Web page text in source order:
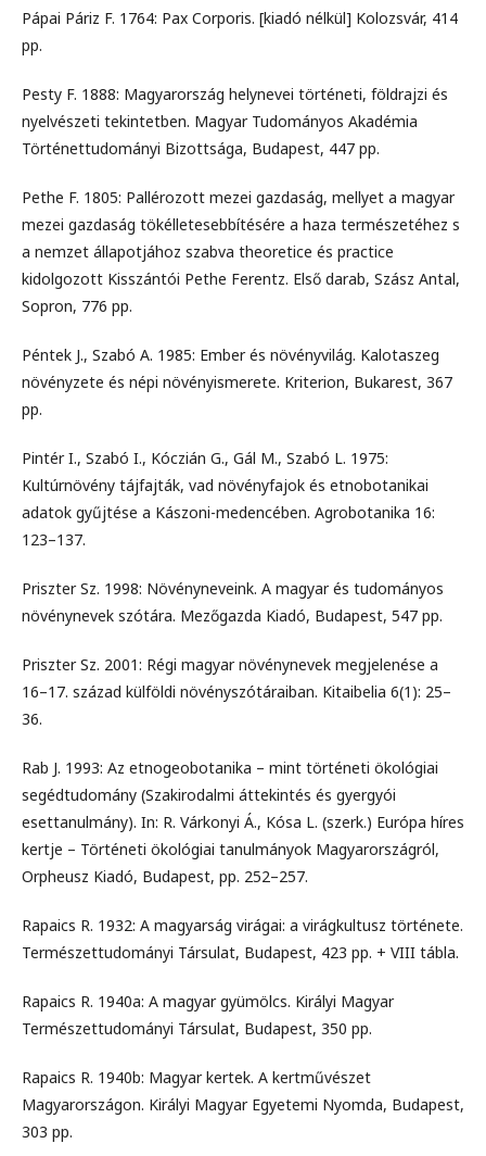
Pápai Páriz F. 1764: Pax Corporis. [kiadó nélkül] Kolozsvár, 414
pp.
Pesty F. 1888: Magyarország helynevei történeti, földrajzi és
nyelvészeti tekintetben. Magyar Tudományos Akadémia
Történettudományi Bizottsága, Budapest, 447 pp.
Pethe F. 1805: Pallérozott mezei gazdaság, mellyet a magyar
mezei gazdaság tökélletesebbítésére a haza természetéhez s
a nemzet állapotjához szabva theoretice és practice
kidolgozott Kisszántói Pethe Ferentz. Első darab, Szász Antal,
Sopron, 776 pp.
Péntek J., Szabó A. 1985: Ember és növényvilág. Kalotaszeg
növényzete és népi növényismerete. Kriterion, Bukarest, 367
pp.
Pintér I., Szabó I., Kóczián G., Gál M., Szabó L. 1975:
Kultúrnövény tájfajták, vad növényfajok és etnobotanikai
adatok gyűjtése a Kászoni-medencében. Agrobotanika 16:
123–137.
Priszter Sz. 1998: Növényneveink. A magyar és tudományos
növénynevek szótára. Mezőgazda Kiadó, Budapest, 547 pp.
Priszter Sz. 2001: Régi magyar növénynevek megjelenése a
16–17. század külföldi növényszótáraiban. Kitaibelia 6(1): 25–
36.
Rab J. 1993: Az etnogeobotanika – mint történeti ökológiai
segédtudomány (Szakirodalmi áttekintés és gyergyói
esettanulmány). In: R. Várkonyi Á., Kósa L. (szerk.) Európa híres
kertje – Történeti ökológiai tanulmányok Magyarországról,
Orpheusz Kiadó, Budapest, pp. 252–257.
Rapaics R. 1932: A magyarság virágai: a virágkultusz története.
Természettudományi Társulat, Budapest, 423 pp. + VIII tábla.
Rapaics R. 1940a: A magyar gyümölcs. Királyi Magyar
Természettudományi Társulat, Budapest, 350 pp.
Rapaics R. 1940b: Magyar kertek. A kertművészet
Magyarországon. Királyi Magyar Egyetemi Nyomda, Budapest,
303 pp.